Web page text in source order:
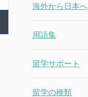
海外から日本へ
用語集
留学サポート
留学の種類